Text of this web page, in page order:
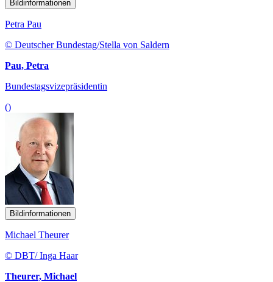
Bildinformationen
Petra Pau
© Deutscher Bundestag/Stella von Saldern
Pau, Petra
Bundestagsvizepräsidentin
()
Bildinformationen
Michael Theurer
© DBT/ Inga Haar
Theurer, Michael